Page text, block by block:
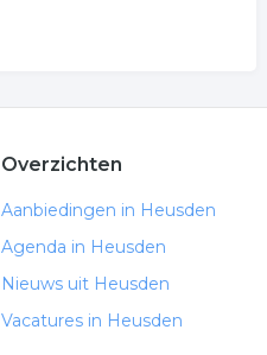
Overzichten
Aanbiedingen in Heusden
Agenda in Heusden
Nieuws uit Heusden
Vacatures in Heusden